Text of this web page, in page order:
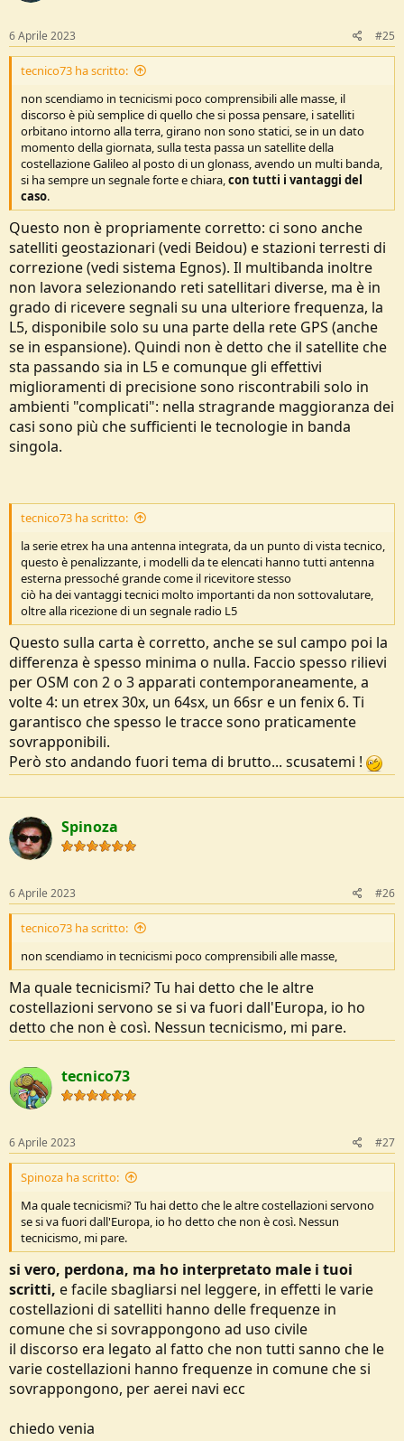
6 Aprile 2023 #25
tecnico73 ha scritto:
non scendiamo in tecnicismi poco comprensibili alle masse, il
discorso è più semplice di quello che si possa pensare, i satelliti
orbitano intorno alla terra, girano non sono statici, se in un dato
momento della giornata, sulla testa passa un satellite della
costellazione Galileo al posto di un glonass, avendo un multi banda,
si ha sempre un segnale forte e chiara,con tutti i vantaggi del
caso.
Questo non è propriamente corretto: ci sono anche
satelliti geostazionari (vedi Beidou) e stazioni terresti di
correzione (vedi sistema Egnos). Il multibanda inoltre
non lavora selezionando reti satellitari diverse, ma è in
grado di ricevere segnali su una ulteriore frequenza, la
L5, disponibile solo su una parte della rete GPS (anche
se in espansione). Quindi non è detto che il satellite che
sta passando sia in L5 e comunque gli effettivi
miglioramenti di precisione sono riscontrabili solo in
ambienti "complicati": nella stragrande maggioranza dei
casi sono più che sufficienti le tecnologie in banda
singola.
tecnico73 ha scritto:
la serie etrex ha una antenna integrata, da un punto di vista tecnico,
questo è penalizzante, i modelli da te elencati hanno tutti antenna
esterna pressoché grande come il ricevitore stesso
ciò ha dei vantaggi tecnici molto importanti da non sottovalutare,
oltre alla ricezione di un segnale radio L5
Questo sulla carta è corretto, anche se sul campo poi la
differenza è spesso minima o nulla. Faccio spesso rilievi
per OSM con 2 o 3 apparati contemporaneamente, a
volte 4: un etrex 30x, un 64sx, un 66sr e un fenix 6. Ti
garantisco che spesso le tracce sono praticamente
sovrapponibili.
Però sto andando fuori tema di brutto... scusatemi !
Spinoza
6 Aprile 2023 #26
tecnico73 ha scritto:
non scendiamo in tecnicismi poco comprensibili alle masse,
Ma quale tecnicismi? Tu hai detto che le altre
costellazioni servono se si va fuori dall'Europa, io ho
detto che non è così. Nessun tecnicismo, mi pare.
tecnico73
6 Aprile 2023 #27
Spinoza ha scritto:
Ma quale tecnicismi? Tu hai detto che le altre costellazioni servono
se si va fuori dall'Europa, io ho detto che non è così. Nessun
tecnicismo, mi pare.
si vero, perdona, ma ho interpretato male i tuoi
scritti, e facile sbagliarsi nel leggere, in effetti le varie
costellazioni di satelliti hanno delle frequenze in
comune che si sovrappongono ad uso civile
il discorso era legato al fatto che non tutti sanno che le
varie costellazioni hanno frequenze in comune che si
sovrappongono, per aerei navi ecc
chiedo venia